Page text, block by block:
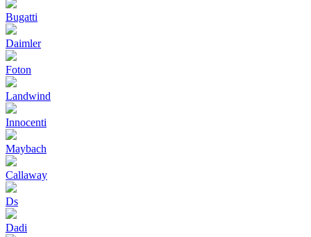
Bugatti
Daimler
Foton
Landwind
Innocenti
Maybach
Callaway
Ds
Dadi